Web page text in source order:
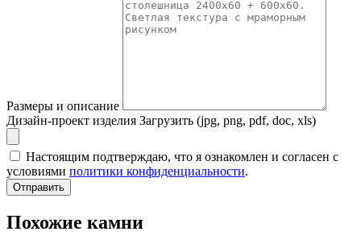
Размеры и описание
Дизайн-проект изделия Загрузить (jpg, png, pdf, doc, xls)
Настоящим подтверждаю, что я ознакомлен и согласен с
условиями политики конфиденциальности.
Отправить
Похожие камни